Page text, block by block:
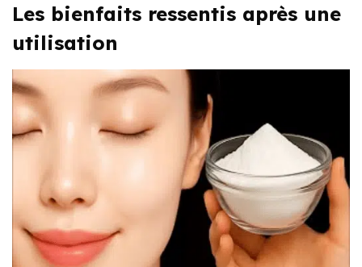
Les bienfaits ressentis après une
utilisation